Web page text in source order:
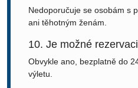
Nedoporučuje se osobám s
ani těhotným ženám.
10. Je možné
Obvykle ano, bezplatně do
výletu.